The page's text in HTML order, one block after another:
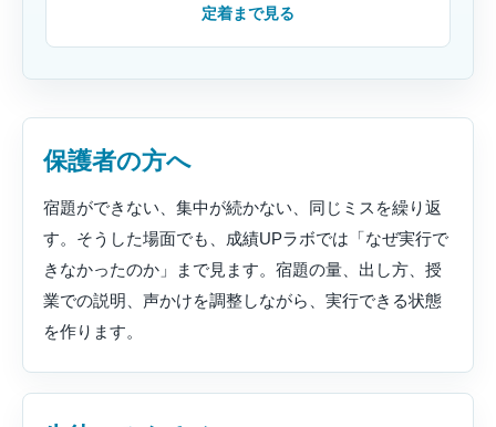
定着まで見る
保護者の方へ
宿題ができない、集中が続かない、同じミスを繰り返
す。そうした場面でも、成績UPラボでは「なぜ実行で
きなかったのか」まで見ます。宿題の量、出し方、授
業での説明、声かけを調整しながら、実行できる状態
を作ります。